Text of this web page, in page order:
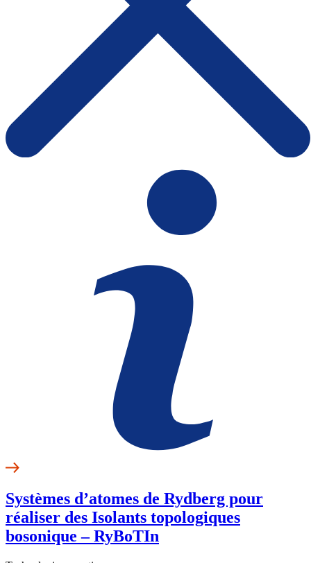
Systèmes d’atomes de Rydberg pour
réaliser des Isolants topologiques
bosonique – RyBoTIn